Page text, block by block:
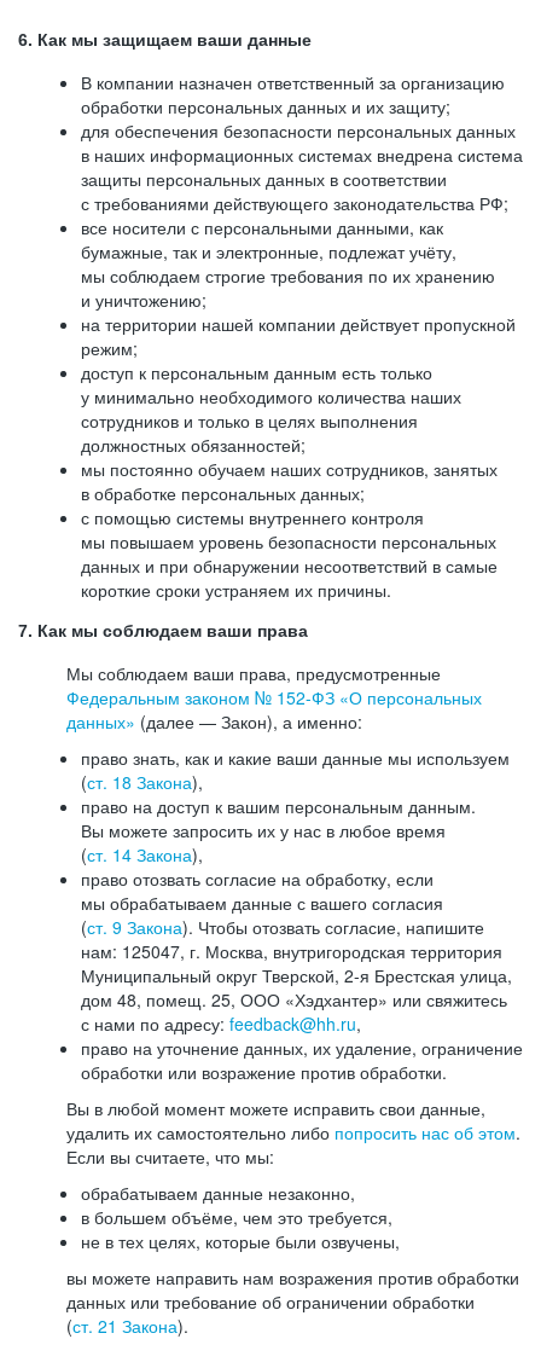
6. Как мы защищаем ваши данные
В компании назначен ответственный за организацию
обработки персональных данных и их защиту;
для обеспечения безопасности персональных данных
в наших информационных системах внедрена система
защиты персональных данных в соответствии
с требованиями действующего законодательства РФ;
все носители с персональными данными, как
бумажные, так и электронные, подлежат учёту,
мы соблюдаем строгие требования по их хранению
и уничтожению;
на территории нашей компании действует пропускной
режим;
доступ к персональным данным есть только
у минимально необходимого количества наших
сотрудников и только в целях выполнения
должностных обязанностей;
мы постоянно обучаем наших сотрудников, занятых
в обработке персональных данных;
с помощью системы внутреннего контроля
мы повышаем уровень безопасности персональных
данных и при обнаружении несоответствий в самые
короткие сроки устраняем их причины.
7. Как мы соблюдаем ваши права
Мы соблюдаем ваши права, предусмотренные
Федеральным законом № 152-ФЗ «О персональных
данных» (далее — Закон), а именно:
право знать, как и какие ваши данные мы используем
(ст. 18 Закона),
право на доступ к вашим персональным данным.
Вы можете запросить их у нас в любое время
(ст. 14 Закона),
право отозвать согласие на обработку, если
мы обрабатываем данные с вашего согласия
(ст. 9 Закона). Чтобы отозвать согласие, напишите
нам: 125047, г. Москва, внутригородская территория
Муниципальный округ Тверской, 2-я Брестская улица,
дом 48, помещ. 25, ООО «Хэдхантер» или свяжитесь
с нами по адресу: feedback@hh.ru,
право на уточнение данных, их удаление, ограничение
обработки или возражение против обработки.
Вы в любой момент можете исправить свои данные,
удалить их самостоятельно либо попросить нас об этом.
Если вы считаете, что мы:
обрабатываем данные незаконно,
в большем объёме, чем это требуется,
не в тех целях, которые были озвучены,
вы можете направить нам возражения против обработки
данных или требование об ограничении обработки
(ст. 21 Закона).